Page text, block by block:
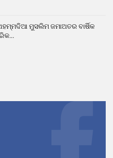
ମୁସଲିମ ଜମାଅତର ବାର୍ଷିକ